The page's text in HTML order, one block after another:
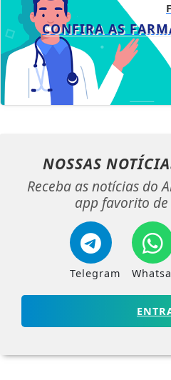
CONFIRA AS
NOSSAS
Receba as notícias do
app favorito de
Telegram